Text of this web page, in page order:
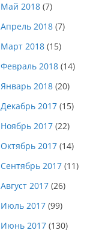
Май 2018 (7)
Апрель 2018 (7)
Март 2018 (15)
Февраль 2018 (14)
Январь 2018 (20)
Декабрь 2017 (15)
Ноябрь 2017 (22)
Октябрь 2017 (14)
Сентябрь 2017 (11)
Август 2017 (26)
Июль 2017 (99)
Июнь 2017 (130)